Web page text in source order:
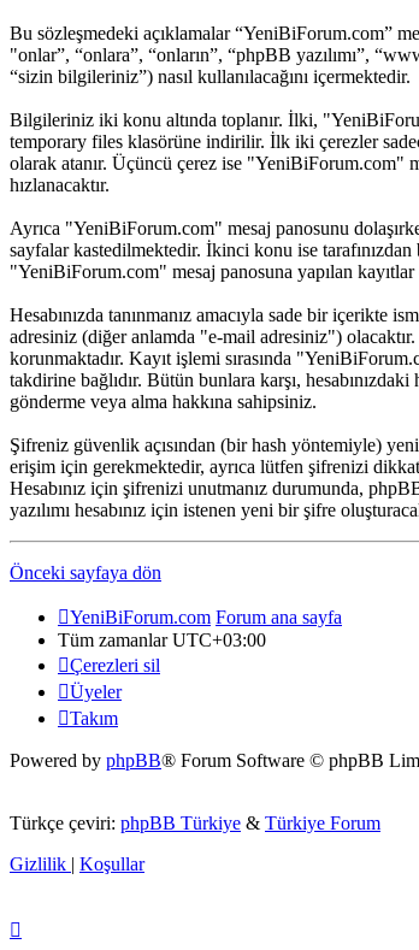
Bu sözleşmedeki açıklamalar “YeniBiForum.com”
"onlar”, “onlara”, “onların”, “phpBB yazılımı”,
“sizin bilgileriniz”) nasıl kullanılacağını içermektedir.
Bilgileriniz iki konu altında toplanır. İlki,
temporary files klasörüne indirilir. İlk iki çerezler
olarak atanır. Üçüncü çerez ise "YeniBiForum.com"
hızlanacaktır.
Ayrıca "YeniBiForum.com" mesaj panosunu
sayfalar kastedilmektedir. İkinci konu ise
"YeniBiForum.com" mesaj panosuna yapılan
Hesabınızda tanınmanız amacıyla sade bir içerikte
adresiniz (diğer anlamda "e-mail adresiniz")
korunmaktadır. Kayıt işlemi sırasında
takdirine bağlıdır. Bütün bunlara karşı,
gönderme veya alma hakkına sahipsiniz.
Şifreniz güvenlik açısından (bir hash yöntemiyle)
erişim için gerekmektedir, ayrıca lütfen şifrenizi
Hesabınız için şifrenizi unutmanız durumunda,
yazılımı hesabınız için istenen yeni bir şifre
Önceki sayfaya dön
YeniBiForum.com Forum ana sayfa
Tüm zamanlarUTC+03:00
Çerezleri sil
Üyeler
Takım
Powered by phpBB® Forum Software © phpBB
Türkçe çeviri: phpBB Türkiye & Türkiye Forum
Gizlilik | Koşullar